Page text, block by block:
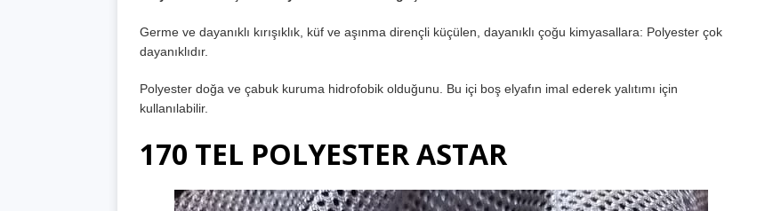
Germe ve dayanıklı kırışıklık, küf ve aşınma dirençli küçülen, dayanıklı çoğu kimyasallara: Polyester çok
dayanıklıdır.
Polyester doğa ve çabuk kuruma hidrofobik olduğunu. Bu içi boş elyafın imal ederek yalıtımı için
kullanılabilir.
170 TEL POLYESTER ASTAR